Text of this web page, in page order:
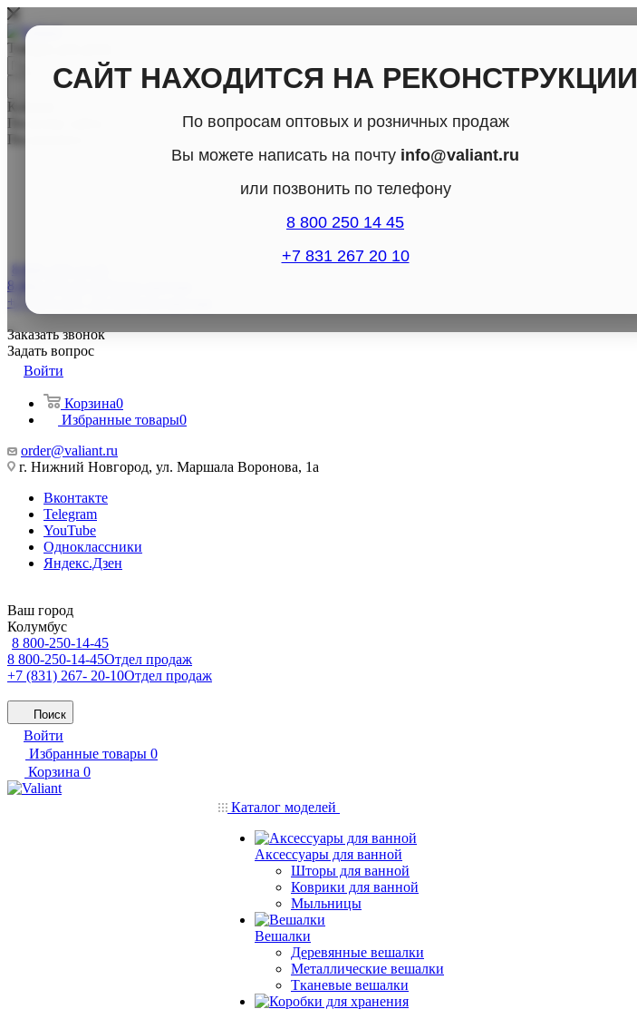
САЙТ НАХОДИТСЯ НА РЕКОНСТРУКЦИИ
По вопросам оптовых и розничных продаж
Вы можете написать на почту info@valiant.ru
или позвонить по телефону
8 800 250 14 45
+7 831 267 20 10
Товары для дома
Каталог
По всему сайту
По каталогу
8 800-250-14-45
+7 (831) 267- 20-10
Заказать звонок
Задать вопрос
Войти
Корзина0
Избранные товары0
order@valiant.ru
г. Нижний Новгород, ул. Маршала Воронова, 1а
Вконтакте
Telegram
YouTube
Одноклассники
Яндекс.Дзен
Ваш город
Колумбус
8 800-250-14-45
8 800-250-14-45Отдел продаж
+7 (831) 267- 20-10Отдел продаж
Поиск
Войти
Избранные товары 0
Корзина 0
Каталог моделей
Аксессуары для ванной
Шторы для ванной
Коврики для ванной
Мыльницы
Вешалки
Деревянные вешалки
Металлические вешалки
Тканевые вешалки